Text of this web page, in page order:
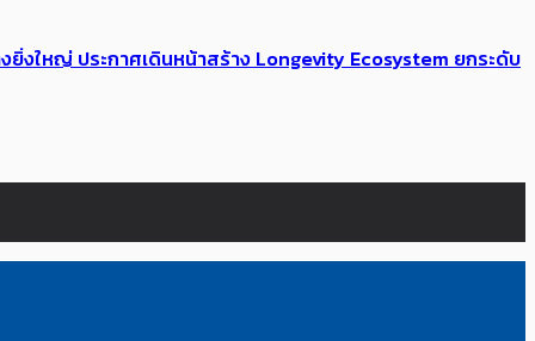
งใหญ่ ประกาศเดินหน้าสร้าง Longevity Ecosystem ยกระดับ